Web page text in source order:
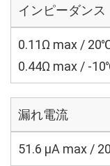
インピーダンス
0.11Ω max /
0.44Ω max / -
漏れ電流
51.6 μA max /